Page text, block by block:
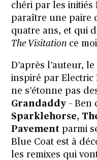
chéri par les initiés
paraître une paire
quatre ans, et qui
The Visitation ce
D’après l’auteur,
inspiré par Electric
ne s’étonne pas
Grandaddy – Ben
Sparklehorse,
Pavement parmi
Blue Coat est à
les remixes qui